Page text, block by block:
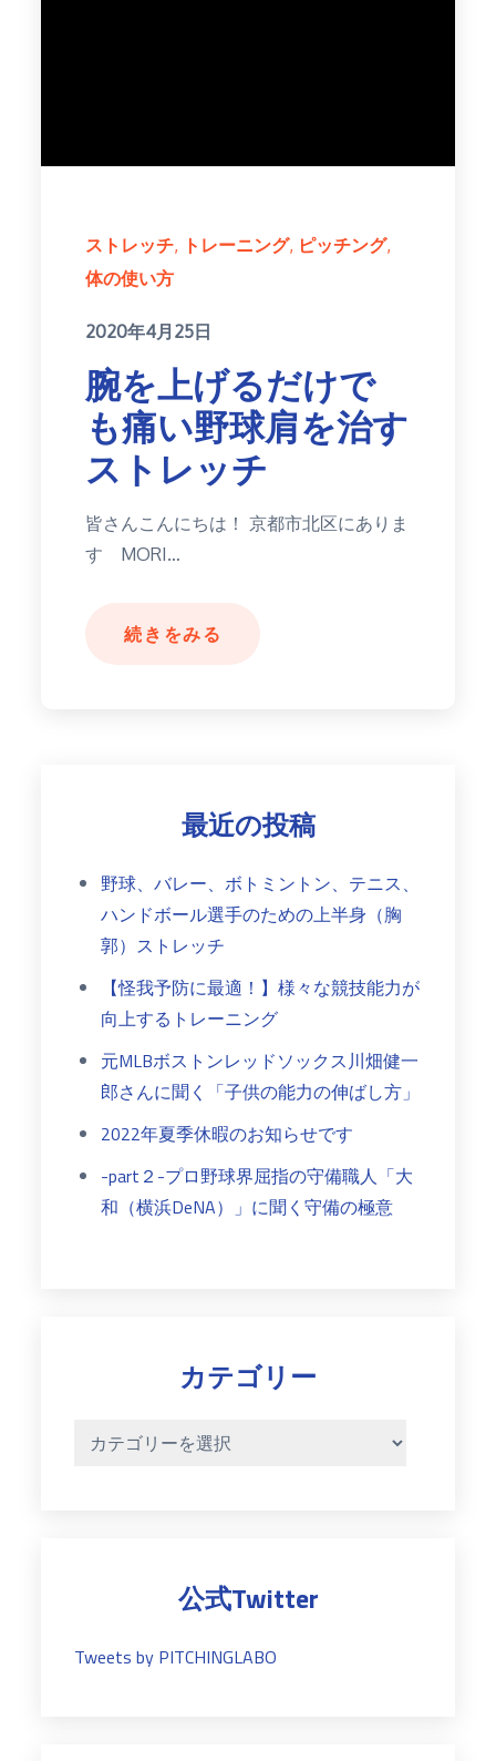
ストレッチ トレーニング ピッチング
体の使い方
Posted
2020年4月25日
腕を上げるだけで
も痛い野球肩を治す
ストレッチ
皆さんこんにちは！ 京都市北区にありま
す MORI…
続きをみる
最近の投稿
野球、バレー、ボトミントン、テニス、
ハンドボール選手のための上半身（胸
郭）ストレッチ
【怪我予防に最適！】様々な競技能力が
向上するトレーニング
元MLBボストンレッドソックス川畑健一
郎さんに聞く「子供の能力の伸ばし方」
2022年夏季休暇のお知らせです
-part２-プロ野球界屈指の守備職人「大
和（横浜DeNA）」に聞く守備の極意
カテゴリー
公式Twitter
Tweets by PITCHINGLABO